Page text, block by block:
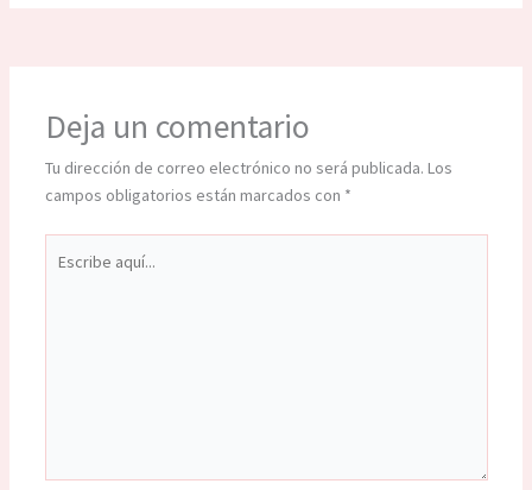
Deja un comentario
Tu dirección de correo electrónico no será publicada. Los
campos obligatorios están marcados con *
aquí...